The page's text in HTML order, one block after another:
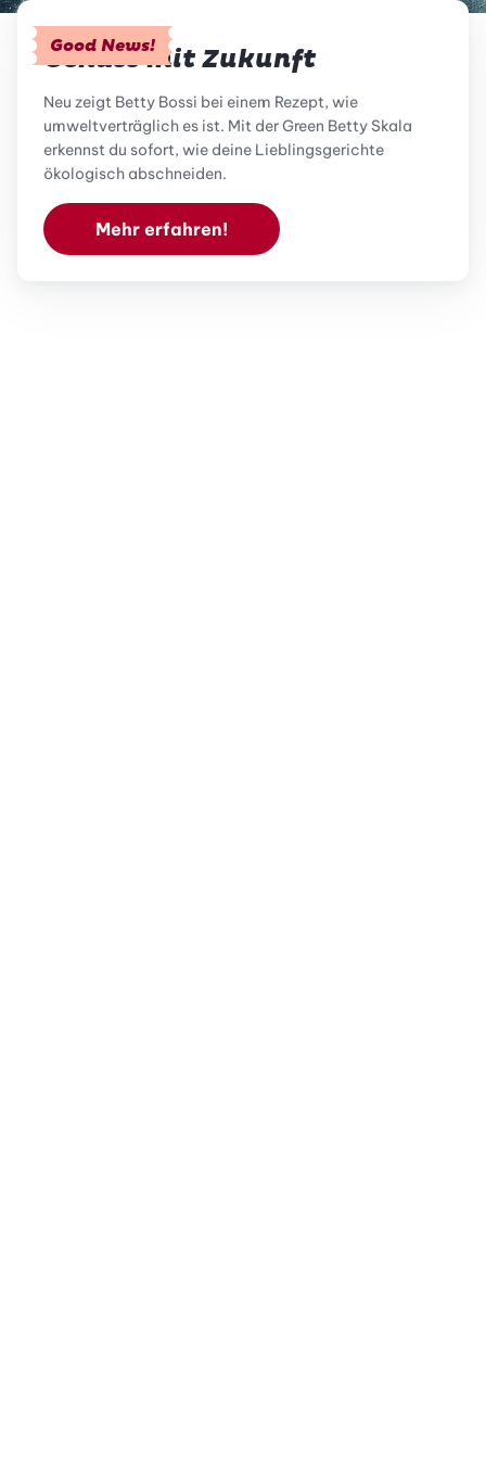
Good News!
Genuss mit Zukunft
Neu zeigt Betty Bossi bei einem Rezept, wie
umweltverträglich es ist. Mit der Green Betty Skala
erkennst du sofort, wie deine Lieblingsgerichte
ökologisch abschneiden.
Mehr erfahren!